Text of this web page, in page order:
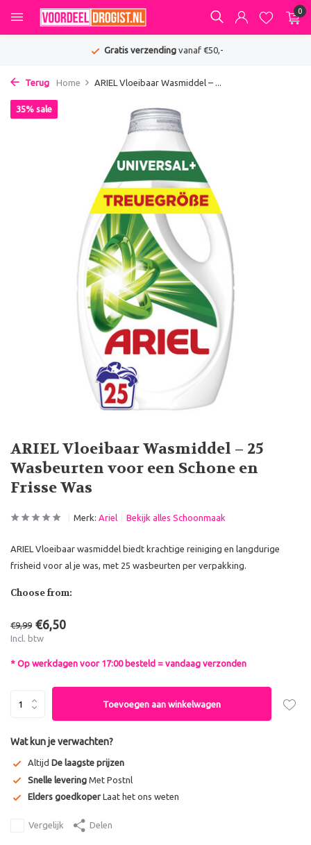
0
Gratis verzendingvanaf €50,-
Terug Home ARIEL Vloeibaar Wasmiddel – ...
ARIEL Vloeibaar Wasmiddel – 25
Wasbeurten voor een Schone en
Frisse Was
35% sale
Merk: Ariel Bekijk alles Schoonmaak
ARIEL Vloeibaar wasmiddel biedt krachtige reiniging en langdurige
frisheid voor al je was, met 25 wasbeurten per verpakking.
Choose from:
€9,99 €6,50
Incl. btw
* Op werkdagen voor 17:00 besteld = vandaag verzonden
Toevoegen aan winkelwagen
Wat kun je verwachten?
Altijd De laagste prijzen
Snelle levering Met Postnl
Elders goedkoper Laat het ons weten
Vergelijk Delen